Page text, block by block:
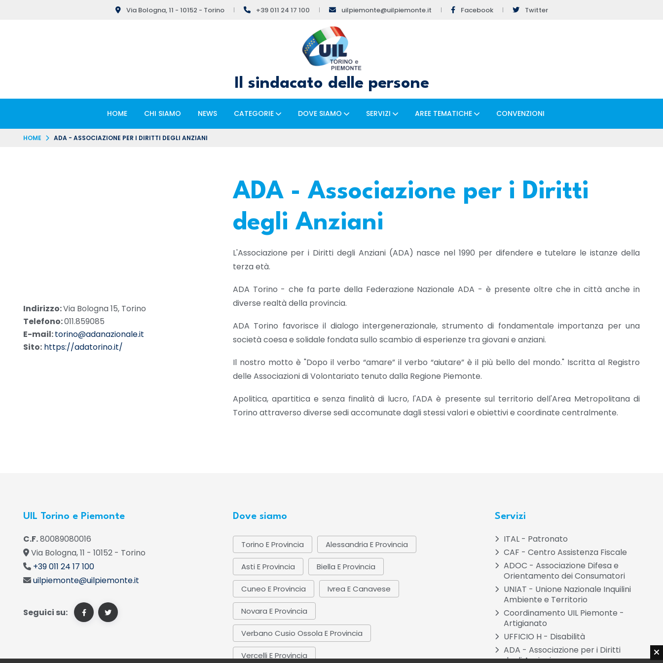
Via Bologna, 11 - 10152 - Torino +39 011 24 17 100 uilpiemonte@uilpiemonte.it Facebook Twitter
Il sindacato delle persone
HOME CHI SIAMO NEWS CATEGORIE DOVE SIAMO SERVIZI AREE TEMATICHE CONVENZIONI
HOME ADA - ASSOCIAZIONE PER I DIRITTI DEGLI ANZIANI
Indirizzo:Via Bologna 15, Torino
Telefono:011.859085
E-mail:torino@adanazionale.it
Sito: https://adatorino.it/
ADA - Associazione per i Diritti
degli Anziani
L'Associazione per i Diritti degli Anziani (ADA) nasce nel 1990 per difendere e tutelare le istanze della
terza età.
ADA Torino - che fa parte della Federazione Nazionale ADA - è presente oltre che in città anche in
diverse realtà della provincia.
ADA Torino favorisce il dialogo intergenerazionale, strumento di fondamentale importanza per una
società coesa e solidale fondata sullo scambio di esperienze tra giovani e anziani.
Il nostro motto è "Dopo il verbo “amare” il verbo “aiutare” è il più bello del mondo." Iscritta al Registro
delle Associazioni di Volontariato tenuto dalla Regione Piemonte.
Apolitica, apartitica e senza finalità di lucro, l'ADA è presente sul territorio dell'Area Metropolitana di
Torino attraverso diverse sedi accomunate dagli stessi valori e obiettivi e coordinate centralmente.
UIL Torino e Piemonte
C.F.80089080016
Via Bologna, 11 - 10152 - Torino
+39 011 24 17 100
uilpiemonte@uilpiemonte.it
Seguici su:
Dove siamo
Torino E Provincia Alessandria E Provincia
Asti E Provincia Biella E Provincia
Cuneo E Provincia Ivrea E Canavese
Novara E Provincia
Verbano Cusio Ossola E Provincia
Vercelli E Provincia
Servizi
ITAL - Patronato
CAF - Centro Assistenza Fiscale
ADOC - Associazione Difesa e
Orientamento dei Consumatori
UNIAT - Unione Nazionale Inquilini
Ambiente e Territorio
Coordinamento UIL Piemonte -
Artigianato
UFFICIO H - Disabilità
ADA - Associazione per i Diritti
degli Anziani